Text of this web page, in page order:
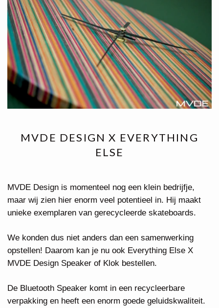
MVDE DESIGN X EVERYTHING
ELSE
MVDE Design is momenteel nog een klein bedrijfje,
maar wij zien hier enorm veel potentieel in. Hij maakt
unieke exemplaren van gerecycleerde skateboards.
We konden dus niet anders dan een samenwerking
opstellen! Daarom kan je nu ook Everything Else X
MVDE Design Speaker of Klok bestellen.
De Bluetooth Speaker komt in een recycleerbare
verpakking en heeft een enorm goede geluidskwaliteit.